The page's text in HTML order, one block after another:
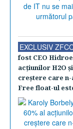
EXCLUSIV
fost CEO
acţiunilor H2O
creştere care
Free float-ul